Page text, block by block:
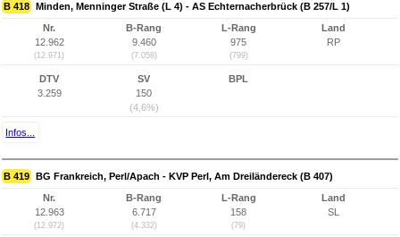
B 418 Minden, Menninger Straße (L 4) - AS Echternacherbrück (B 257/L 1)
Nr.
12.962
(12.971)
B-Rang
9.460
(7.058)
L-Rang
975
(799)
Land
RP
DTV
3.259
SV
150
(4,6%)
BPL
Infos...
B 419 BG Frankreich, Perl/Apach - KVP Perl, Am Dreiländereck (B 407)
Nr.
12.963
(12.972)
B-Rang
6.717
(4.332)
L-Rang
158
(79)
Land
SL